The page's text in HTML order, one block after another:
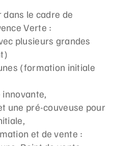
dans le cadre de
Verte :
plusieurs grandes
(formation initiale
innovante,
une pré-couveuse pour
et de vente :